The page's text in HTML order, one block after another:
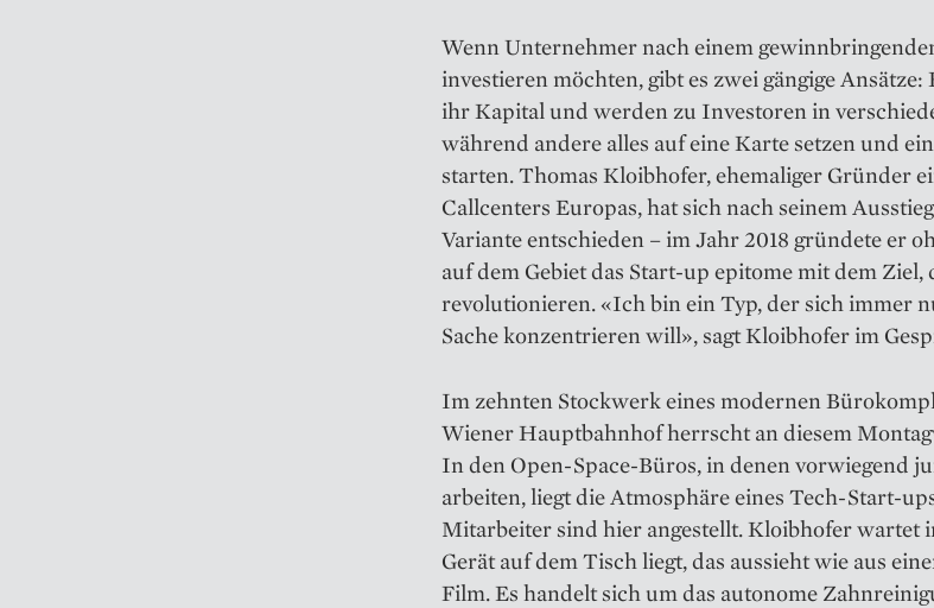
Wenn Unternehmer nach einem
investieren möchten, gibt es zwei gängige
ihr Kapital und werden zu Investoren in
während andere alles auf eine Karte setzen und
starten. Thomas Kloibhofer, ehemaliger Gründer
Callcenters Europas, hat sich nach seinem
Variante entschieden – im Jahr 2018 gründete er
auf dem Gebiet das Start-up ­epitome mit dem
revolutionieren. «Ich bin ein Typ, der sich immer
Sache konzentrieren will», sagt Kloib­hofer im
Im zehnten Stockwerk eines modernen
Wiener Hauptbahnhof herrscht an diesem
In den Open-Space-Büros, in denen vorwiegend
arbeiten, liegt die Atmosphäre eines Tech-Start-
Mitarbeiter sind hier angestellt. Kloibhofer wartet
Gerät auf dem Tisch liegt, das aussieht wie aus
Film. Es handelt sich um das autonome